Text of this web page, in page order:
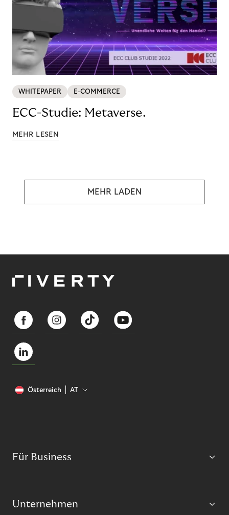
WHITEPAPER E-COMMERCE
ECC-Studie: Metaverse.
MEHR LESEN
MEHR LADEN
Österreich AT
Für Business
Unternehmen